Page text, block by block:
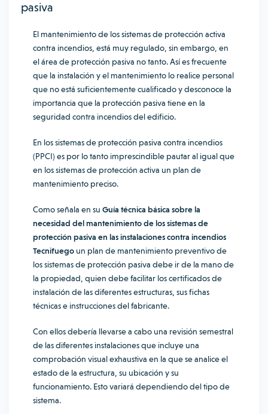
pasiva
El mantenimiento de los sistemas de protección activa
contra incendios, está muy regulado, sin embargo, en
el área de protección pasiva no tanto. Así es frecuente
que la instalación y el mantenimiento lo realice personal
que no está suficientemente cualificado y desconoce la
importancia que la protección pasiva tiene en la
seguridad contra incendios del edificio.
En los sistemas de protección pasiva contra incendios
(PPCI) es por lo tanto imprescindible pautar al igual que
en los sistemas de protección activa un plan de
mantenimiento preciso.
Como señala en su Guía técnica básica sobre la
necesidad del mantenimiento de los sistemas de
protección pasiva en las instalaciones contra incendios
Tecnifuego un plan de mantenimiento preventivo de
los sistemas de protección pasiva debe ir de la mano de
la propiedad, quien debe facilitar los certificados de
instalación de las diferentes estructuras, sus fichas
técnicas e instrucciones del fabricante.
Con ellos debería llevarse a cabo una revisión semestral
de las diferentes instalaciones que incluye una
comprobación visual exhaustiva en la que se analice el
estado de la estructura, su ubicación y su
funcionamiento. Esto variará dependiendo del tipo de
sistema.